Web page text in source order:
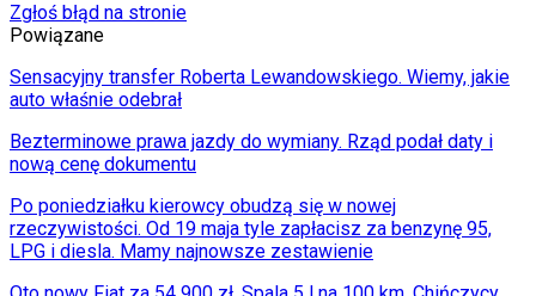
Moja szkoła
Pogoda
Moto
Quizy
Zdrowie
Choroby
Profilaktyka
Diety
Nieruchomości
Budowa i remont
Architektura i design
Zgłoś błąd na stronie
Powiązane
Sensacyjny transfer Roberta Lewandowskiego. Wiemy, jakie
auto właśnie odebrał
Bezterminowe prawa jazdy do wymiany. Rząd podał daty i
nową cenę dokumentu
Po poniedziałku kierowcy obudzą się w nowej
rzeczywistości. Od 19 maja tyle zapłacisz za benzynę 95,
LPG i diesla. Mamy najnowsze zestawienie